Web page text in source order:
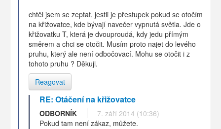
chtěl jsem se zeptat, jestli je přestupek pokud se otočím
na křižovatce, kde bývají navečer vypnutá světla. Jde o
křižovatku T, která je dvouproudá, kdy jedu přímým
směrem a chci se otočit. Musím proto najet do levého
pruhu, který ale není odbočovací. Mohu se otočit i z
tohoto pruhu ? Děkuji.
Reagovat
RE: Otáčení na křižovatce
ODBORNÍK
7. září 2014 (10:36)
Pokud tam není zákaz, můžete.